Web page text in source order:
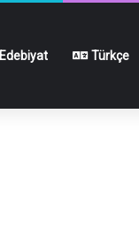
Edebiyat Türkçe